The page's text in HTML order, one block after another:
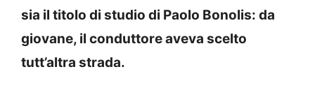
sia il titolo di studio di Paolo Bonolis: da
giovane, il conduttore aveva scelto
tutt’altra strada.